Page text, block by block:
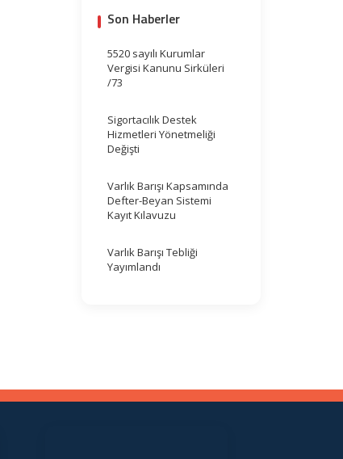
Son Haberler
5520 sayılı Kurumlar
Vergisi Kanunu Sirküleri
/73
Sigortacılık Destek
Hizmetleri Yönetmeliği
Değişti
Varlık Barışı Kapsamında
Defter-Beyan Sistemi
Kayıt Kılavuzu
Varlık Barışı Tebliği
Yayımlandı